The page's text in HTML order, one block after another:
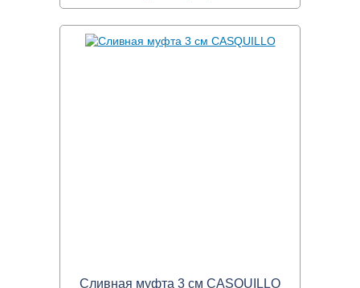
Сливная муфта 3 см CASQUILLO